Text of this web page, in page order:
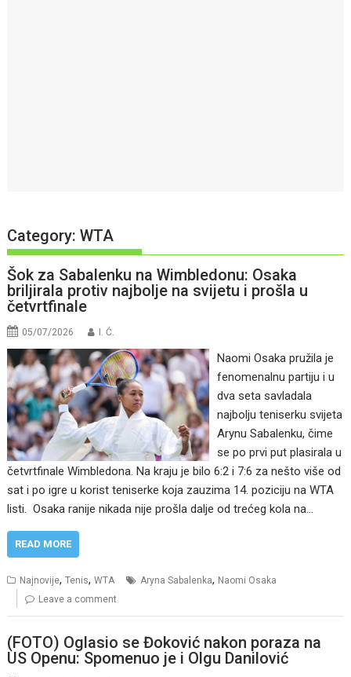
Category:WTA
Šok za Sabalenku na Wimbledonu: Osaka
briljirala protiv najbolje na svijetu i prošla u
četvrtfinale
05/07/2026 I. Ć.
Naomi Osaka pružila je
fenomenalnu partiju i u
dva seta savladala
najbolju teniserku svijeta
Arynu Sabalenku, čime
se po prvi put plasirala u
četvrtfinale Wimbledona. Na kraju je bilo 6:2 i 7:6 za nešto više od
sat i po igre u korist teniserke koja zauzima 14. poziciju na WTA
listi. Osaka ranije nikada nije prošla dalje od trećeg kola na…
READ MORE
Najnovije,Tenis,WTA Aryna Sabalenka, Naomi Osaka
Leave a comment
(FOTO) Oglasio se Đoković nakon poraza na
US Openu: Spomenuo je i Olgu Danilović